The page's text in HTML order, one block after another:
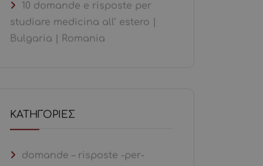
10 domande e risposte per
studiare medicina all’ estero |
Bulgaria | Romania
KΑΤΗΓΟΡΊΕΣ
domande – risposte -per-